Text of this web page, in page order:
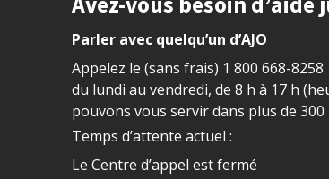
Parler avec quelqu’un d’AJO
Appelez le (sans frais) 1 800 668-8258
du lundi au vendredi, de 8 h à 17 h
pouvons vous servir dans plus de 300
Temps d’attente actuel :
Le Centre d’appel est fermé